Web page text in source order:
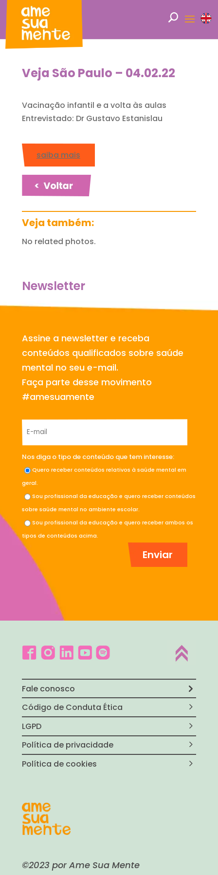
Veja São Paulo – 04.02.22
Vacinação infantil e a volta às aulas
Entrevistado: Dr Gustavo Estanislau
saiba mais
Veja também:
No related photos.
Newsletter
Assine a newsletter e receba
conteúdos qualificados sobre saúde
mental no seu e-mail.
Faça parte desse movimento
#amesuamente
Nos diga o tipo de conteúdo que tem interesse:
Quero receber conteúdos relativos à saúde mental em
geral.
Sou profissional da educação e quero receber conteúdos
sobre saúde mental no ambiente escolar.
Sou profissional da educação e quero receber ambos os
tipos de conteúdos acima.
Fale conosco
Código de Conduta Ética
LGPD
Política de privacidade
Política de cookies
©2023 por Ame Sua Mente